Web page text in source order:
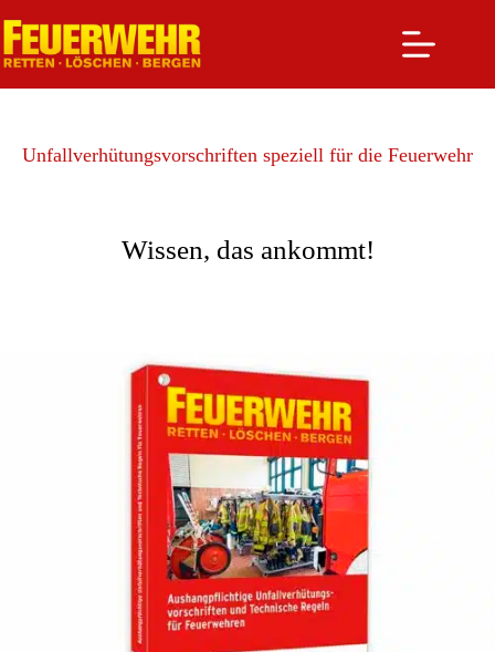
Inhalt
springen
Unfallverhütungsvorschriften speziell für die Feuerwehr
Wissen, das ankommt!